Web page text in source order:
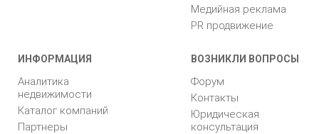
Медийная реклама
PR продвижение
ИНФОРМАЦИЯ
Аналитика
недвижимости
Каталог компаний
Партнеры
ВОЗНИКЛИ ВОПРОСЫ
Форум
Контакты
Юридическая
консультация